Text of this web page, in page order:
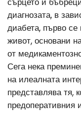
диагнозата, в
диабета, първо
живот, основани
от
Сега нека
на илеалната
представлява тя,
предоперативния